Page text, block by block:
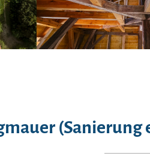
(Sanierung